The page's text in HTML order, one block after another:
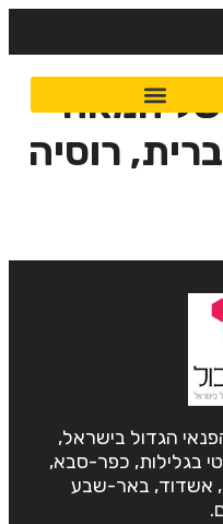
המאה
רוסיה
הגדול בישראל,
בגלילות, כפר-סבא,
אשדוד, באר-שבע